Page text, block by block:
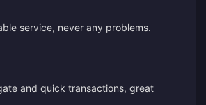
service, never any problems.
and quick transactions, great